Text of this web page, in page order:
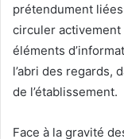
prétendument
circuler
éléments
l’abri des regards,
de l’établissement.
Face à la gravité